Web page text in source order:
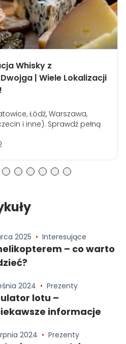
Whisky z
| Wiele Lokalizacji
Łódź, Warszawa,
i inne). Sprawdź pełną
2025 • Interesujące
– co warto
2024 • Prezenty
lotu –
informacje
2024 • Prezenty